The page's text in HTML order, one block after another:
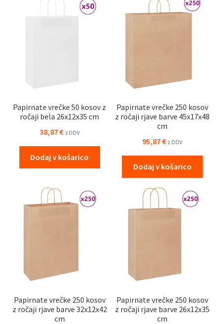
Papirnate vrečke 50 kosov z
ročaji bela 26x12x35 cm
38,87€ z DDV
Dodaj v košarico
Papirnate vrečke 250 kosov
z ročaji rjave barve 45x17x48
cm
95,87€ z DDV
Dodaj v košarico
Papirnate vrečke 250 kosov
z ročaji rjave barve 32x12x42
cm
Papirnate vrečke 250 kosov
z ročaji rjave barve 26x12x35
cm